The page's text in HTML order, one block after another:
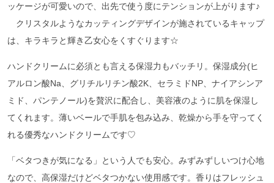
ッケージが可愛いので、出先で使う度にテンションが上がります♪
クリスタルようなカッティングデザインが施されているキャップ
は、キラキラと輝き乙女心をくすぐります☆
ハンドクリームに必須とも言える保湿力もバッチリ。保湿成分(ヒ
アルロン酸Na、グリチルリチン酸2K、セラミドNP、ナイアシンア
ミド、パンテノール)を贅沢に配合し、美容液のように肌を保湿し
てくれます。薄いベールで手肌を包み込み、乾燥から手を守ってく
れる優秀なハンドクリームです♡
「ベタつきが気になる」という人でも安心。みずみずしいつけ心地
なので、高保湿だけどベタつかない使用感です。香りはフレッシュ